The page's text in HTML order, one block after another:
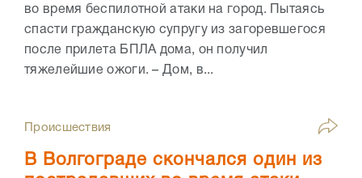
во время беспилотной атаки на город. Пытаясь
спасти гражданскую супругу из загоревшегося
после прилета БПЛА дома, он получил
тяжелейшие ожоги. – Дом, в...
Происшествия
В Волгограде скончался один из